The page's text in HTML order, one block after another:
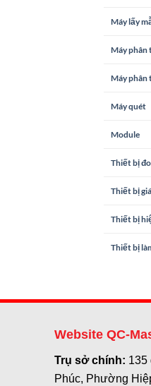
Máy lấy
Máy phân
Máy phân
Máy quét
Module
Thiết bị đo
Thiết bị
Thiết bị
Thiết bị
Website QC-
Trụ sở chính: 135
Phúc, Phường